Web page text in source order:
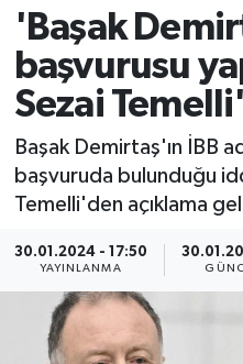
'Başak
başvurusu
Sezai
Başak Demirtaş'ın İBB
başvuruda bulunduğu
Temelli'den açıklama
30.01.2024 - 17:50
YAYINLANMA